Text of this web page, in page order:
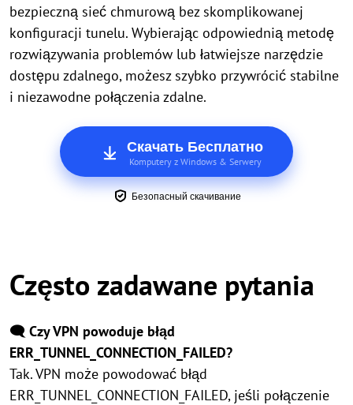
bezpieczną sieć chmurową bez skomplikowanej
konfiguracji tunelu. Wybierając odpowiednią metodę
rozwiązywania problemów lub łatwiejsze narzędzie
dostępu zdalnego, możesz szybko przywrócić stabilne
i niezawodne połączenia zdalne.
Скачать Бесплатно
Komputery z Windows & Serwery
Безопасный скачивание
Często zadawane pytania
🗨️ Czy VPN powoduje błąd
ERR_TUNNEL_CONNECTION_FAILED?
Tak. VPN może powodować błąd
ERR_TUNNEL_CONNECTION_FAILED, jeśli połączenie